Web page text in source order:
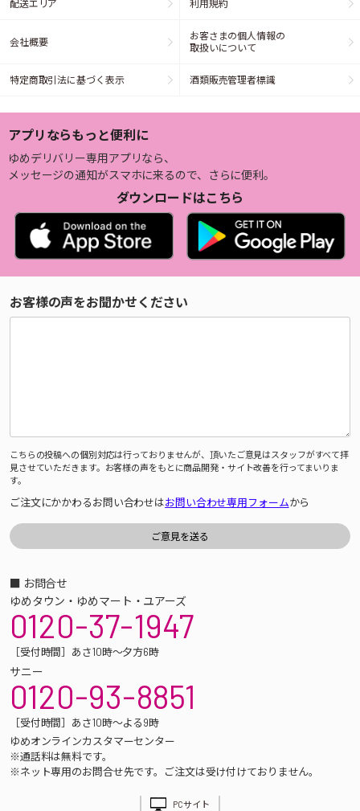
配送エリア 利用規約
会社概要
お客さまの個人情報の
取扱いについて
特定商取引法に基づく表示 酒類販売管理者標識
アプリならもっと便利に
ゆめデリバリー専用アプリなら、
メッセージの通知がスマホに来るので、さらに便利。
ダウンロードはこちら
お客様の声をお聞かせください
こちらの投稿への個別対応は行っておりませんが、頂いたご意見はスタッフがすべて拝
見させていただきます。お客様の声をもとに商品開発・サイト改善を行ってまいりま
す。
ご注文にかかわるお問い合わせはお問い合わせ専用フォームから
■ お問合せ
ゆめタウン・ゆめマート・ユアーズ
0120-37-1947
［受付時間］あさ10時～夕方6時
サニー
0120-93-8851
［受付時間］あさ10時～よる9時
ゆめオンラインカスタマーセンター
※通話料は無料です。
※ネット専用のお問合せ先です。ご注文は受け付けておりません。
PCサイト